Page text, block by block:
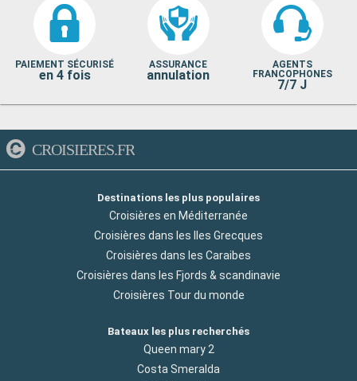
PAIEMENT SÉCURISÉ
en 4 fois
ASSURANCE
annulation
AGENTS
FRANCOPHONES
7/7 J
CROISIERES.FR
Destinations les plus populaires
Croisières en Méditerranée
Croisières dans les Iles Grecques
Croisières dans les Caraibes
Croisières dans les Fjords & scandinavie
Croisières Tour du monde
Bateaux les plus recherchés
Queen mary 2
Costa Smeralda